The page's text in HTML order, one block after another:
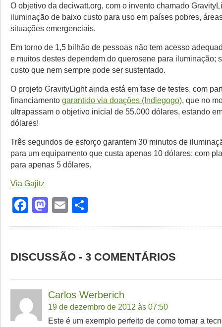
O objetivo da deciwatt.org, com o invento chamado
iluminação de baixo custo para uso em países pobres,
situações emergenciais.
Em torno de 1,5 bilhão de pessoas não tem acesso
e muitos destes dependem do querosene para iluminação;
custo que nem sempre pode ser sustentado.
O projeto GravityLight ainda está em fase de testes, com
financiamento garantido via doações (Indiegogo), que no
ultrapassam o objetivo inicial de 55.000 dólares, estando
dólares!
Três segundos de esforço garantem 30 minutos de
para um equipamento que custa apenas 10 dólares; com
para apenas 5 dólares.
Via Gajitz
Facebook
Mastodon
Email
DISCUSSÃO - 3 COMENTÁRIOS
Carlos Werberich
19 de dezembro de 2012 às 07:50
Este é um exemplo perfeito de como tornar a